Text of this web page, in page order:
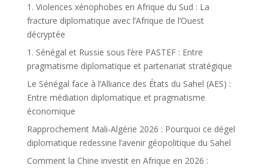
1. Violences xénophobes en Afrique du Sud : La
fracture diplomatique avec l’Afrique de l’Ouest
décryptée
1. Sénégal et Russie sous l’ère PASTEF : Entre
pragmatisme diplomatique et partenariat stratégique
Le Sénégal face à l’Alliance des États du Sahel (AES) :
Entre médiation diplomatique et pragmatisme
économique
Rapprochement Mali-Algérie 2026 : Pourquoi ce dégel
diplomatique redessine l’avenir géopolitique du Sahel
Comment la Chine investit en Afrique en 2026 :